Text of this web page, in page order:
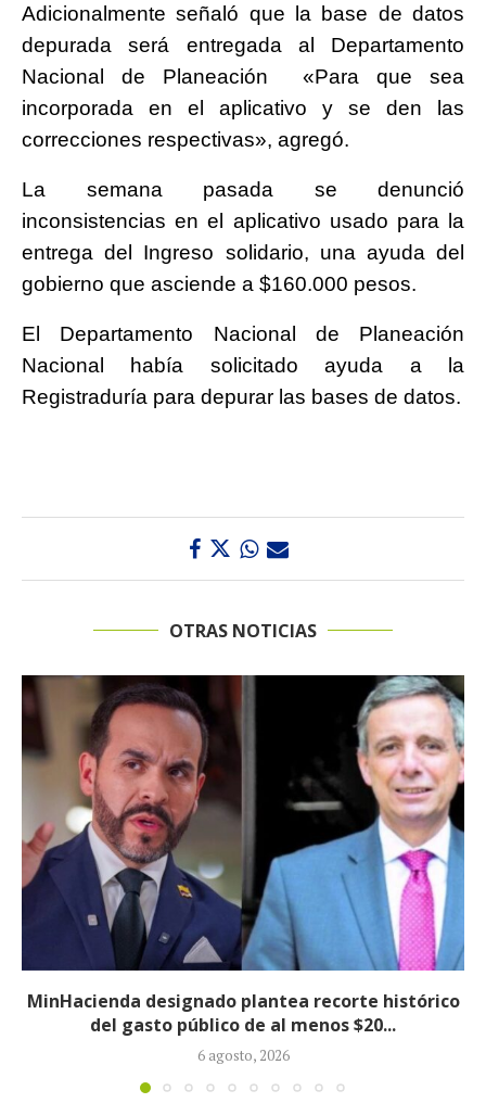
Adicionalmente señaló que la base de datos
depurada será entregada al Departamento
Nacional de Planeación «Para que sea
incorporada en el aplicativo y se den las
correcciones respectivas», agregó.
La semana pasada se denunció
inconsistencias en el aplicativo usado para la
entrega del Ingreso solidario, una ayuda del
gobierno que asciende a $160.000 pesos.
El Departamento Nacional de Planeación
Nacional había solicitado ayuda a la
Registraduría para depurar las bases de datos.
OTRAS NOTICIAS
Informe revela que grupos armados ilegales
crecieron 90 % durante la política...
5 agosto, 2026